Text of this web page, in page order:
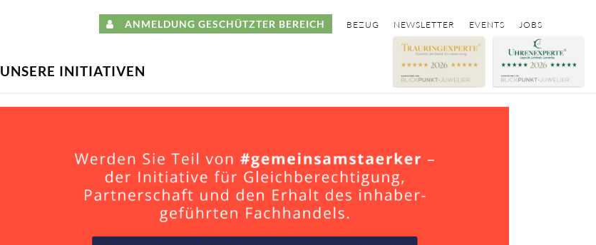
ANMELDUNG GESCHÜTZTER BEREICH BEZUG NEWSLETTER EVENTS JOBS
UNSERE INITIATIVEN